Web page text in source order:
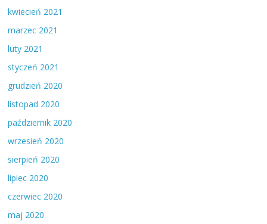
kwiecień 2021
marzec 2021
luty 2021
styczeń 2021
grudzień 2020
listopad 2020
październik 2020
wrzesień 2020
sierpień 2020
lipiec 2020
czerwiec 2020
maj 2020